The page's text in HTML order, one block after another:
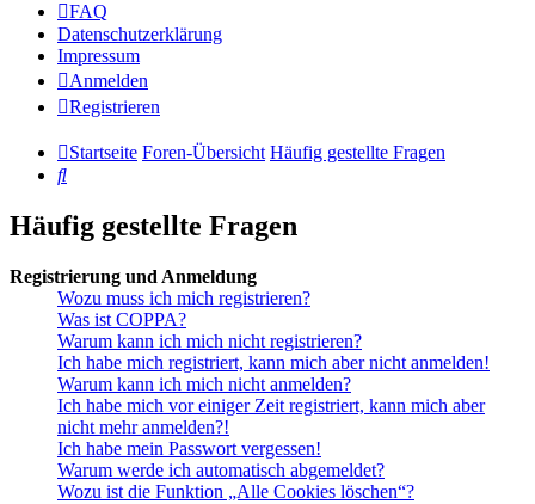
FAQ
Datenschutzerklärung
Impressum
Anmelden
Registrieren
Startseite Foren-Übersicht Häufig gestellte Fragen
Suche
Häufig gestellte Fragen
Registrierung und Anmeldung
Wozu muss ich mich registrieren?
Was ist COPPA?
Warum kann ich mich nicht registrieren?
Ich habe mich registriert, kann mich aber nicht anmelden!
Warum kann ich mich nicht anmelden?
Ich habe mich vor einiger Zeit registriert, kann mich aber
nicht mehr anmelden?!
Ich habe mein Passwort vergessen!
Warum werde ich automatisch abgemeldet?
Wozu ist die Funktion „Alle Cookies löschen“?